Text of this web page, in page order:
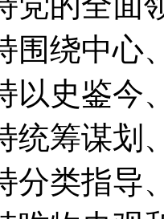
围绕中心
以史鉴今
统筹谋划
分类指导